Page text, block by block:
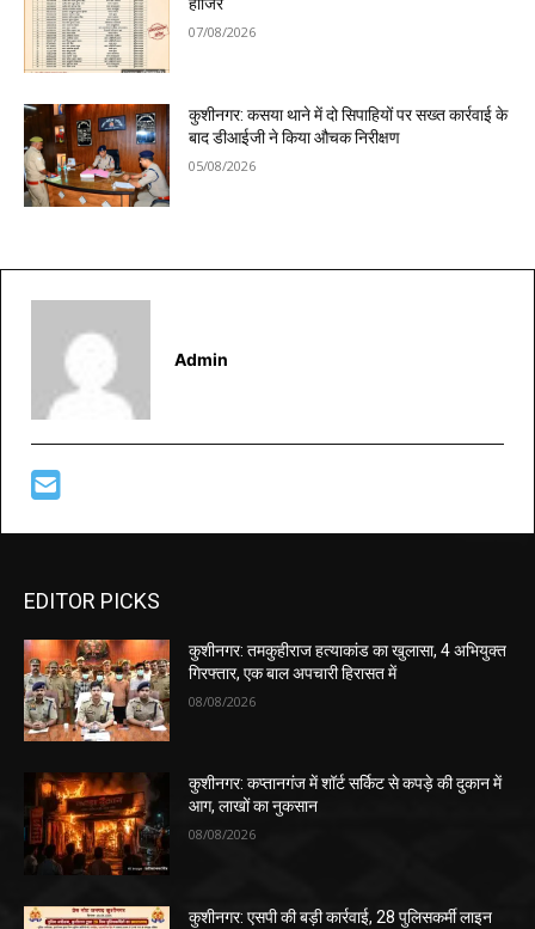
हाजिर
07/08/2026
कुशीनगर: कसया थाने में दो सिपाहियों पर सख्त कार्रवाई के
बाद डीआईजी ने किया औचक निरीक्षण
05/08/2026
Admin
EDITOR PICKS
कुशीनगर: तमकुहीराज हत्याकांड का खुलासा, 4 अभियुक्त
गिरफ्तार, एक बाल अपचारी हिरासत में
08/08/2026
कुशीनगर: कप्तानगंज में शॉर्ट सर्किट से कपड़े की दुकान में
आग, लाखों का नुकसान
08/08/2026
कुशीनगर: एसपी की बड़ी कार्रवाई, 28 पुलिसकर्मी लाइन